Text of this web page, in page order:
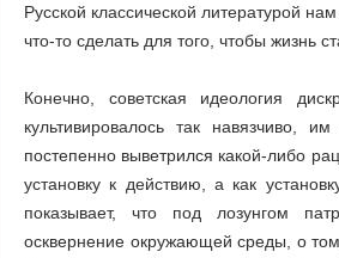
Русской классической литературой
что-то сделать для того, чтобы жизнь
Конечно, советская идеология
культивировалось так навязчиво,
постепенно выветрился какой-либо
установку к действию, а как
показывает, что под лозунгом
осквернение окружающей среды, о